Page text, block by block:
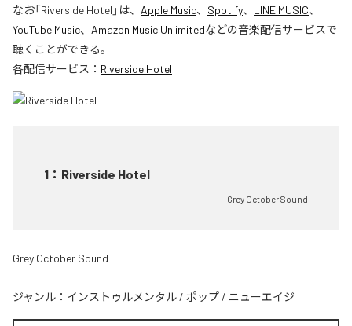
なお「Riverside Hotel 」は、 Apple Music、 Spotify、 LINE MUSIC、
YouTube Music、 Amazon Music Unlimitedなどの音楽配信サービスで
聴くことができる。
各配信サービス： Riverside Hotel
1 ： Riverside Hotel
Grey October Sound
Grey October Sound
ジャンル： インストゥルメンタル / ポップ / ニューエイジ